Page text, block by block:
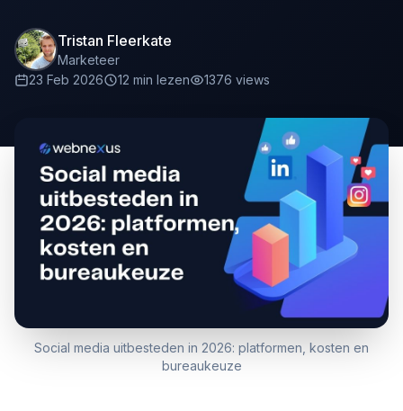
Tristan Fleerkate
Marketeer
23 Feb 2026
12 min lezen 1376 views
Social media uitbesteden in 2026: platformen, kosten en
bureaukeuze